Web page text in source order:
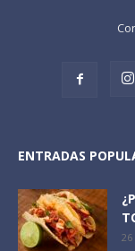
ENTRADAS